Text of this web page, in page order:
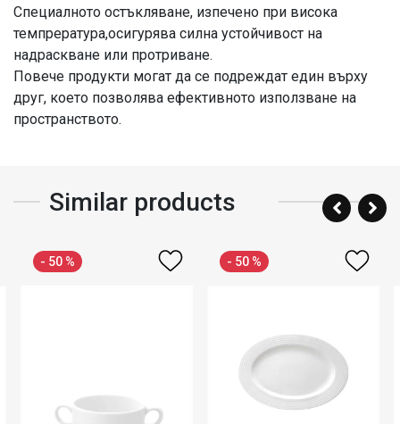
Специалното остъкляване, изпечено при висока
темпрература,осигурява силна устойчивост на
надраскване или протриване.
Повече продукти могат да се подреждат един върху
друг, което позволява ефективното използване на
пространството.
Similar products
- 50 % - 50 %